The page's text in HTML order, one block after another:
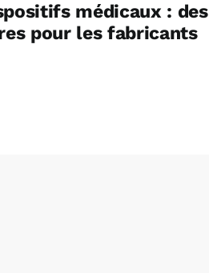
médicaux : des
pour les fabricants